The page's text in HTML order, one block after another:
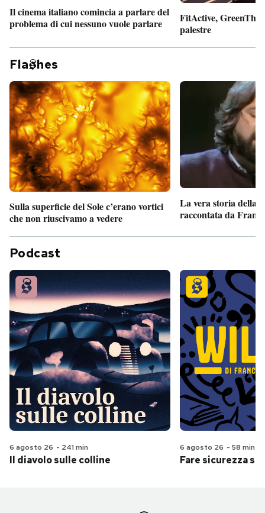
Il cinema italiano comincia a parlare del
problema di cui nessuno vuole parlare
FitActive,
palestre
Fla hes
Sulla superficie del Sole c’erano vortici
che non riuscivamo a vedere
La vera storia della
raccontata da
Podcast
6 agosto 26 - 241 min
Il diavolo sulle colline
6 agosto 26 - 58 min
Fare sicurezza